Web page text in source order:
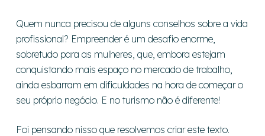
Quem nunca precisou de alguns conselhos sobre a vida
profissional? Empreender é um desafio enorme,
sobretudo para as mulheres, que, embora estejam
conquistando mais espaço no mercado de trabalho,
ainda esbarram em dificuldades na hora de começar o
seu próprio negócio. E no turismo não é diferente!
Foi pensando nisso que resolvemos criar este texto.